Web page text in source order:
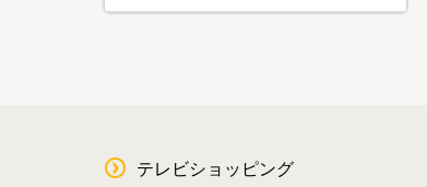
テレビショッピング